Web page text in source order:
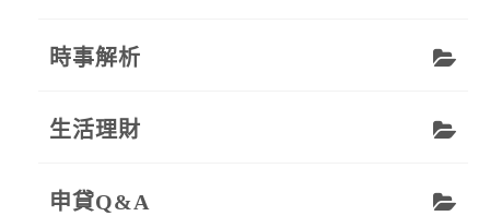
時事解析
生活理財
申貸Q&A